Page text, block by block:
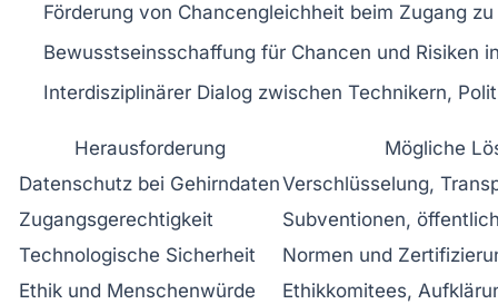
Förderung von Chancengleichheit beim Zugang
Bewusstseinsschaffung für Chancen und Risiken
Interdisziplinärer Dialog zwischen Technikern,
Herausforderung
Mögliche
Datenschutz bei GehirndatenVerschlüsselung,
Zugangsgerechtigkeit
Subventionen,
Technologische Sicherheit
Normen und
Ethik und Menschenwürde
Ethikkomitees,